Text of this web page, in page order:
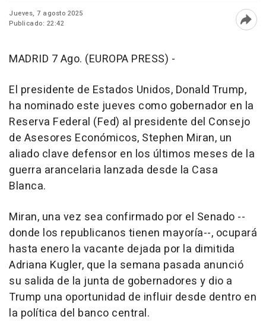
Jueves, 7 agosto 2025
Publicado: 22:42
MADRID 7 Ago. (EUROPA PRESS) -
El presidente de Estados Unidos, Donald Trump,
ha nominado este jueves como gobernador en la
Reserva Federal (Fed) al presidente del Consejo
de Asesores Económicos, Stephen Miran, un
aliado clave defensor en los últimos meses de la
guerra arancelaria lanzada desde la Casa
Blanca.
Miran, una vez sea confirmado por el Senado --
donde los republicanos tienen mayoría--, ocupará
hasta enero la vacante dejada por la dimitida
Adriana Kugler, que la semana pasada anunció
su salida de la junta de gobernadores y dio a
Trump una oportunidad de influir desde dentro en
la política del banco central.